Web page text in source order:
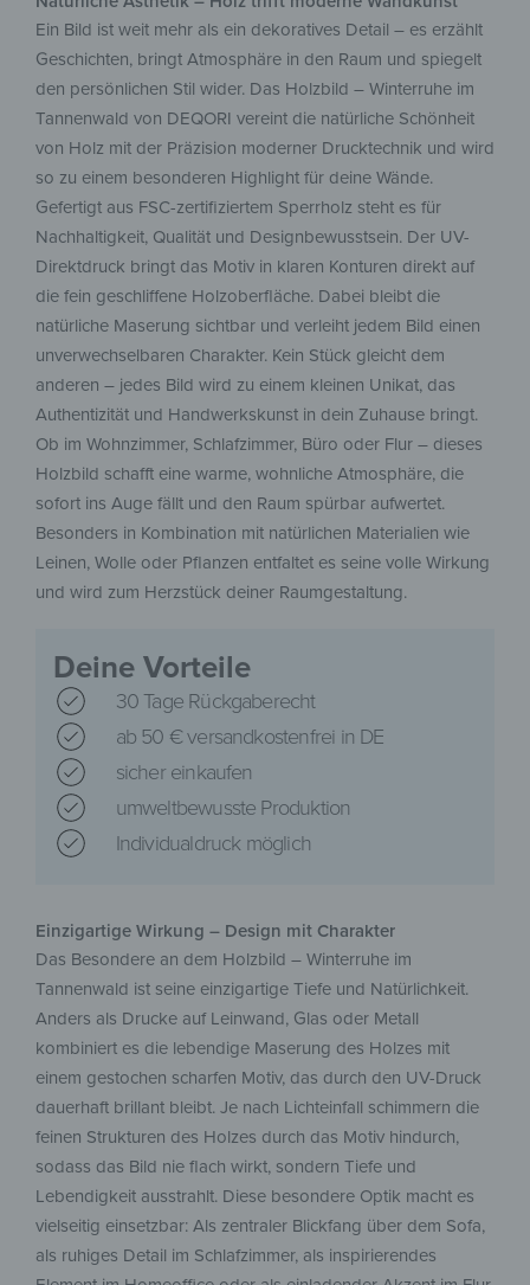
Ein Bild ist weit mehr als ein dekoratives Detail – es erzählt
Geschichten, bringt Atmosphäre in den Raum und spiegelt
den persönlichen Stil wider. Das Holzbild – Winterruhe im
Tannenwald von DEQORI vereint die natürliche Schönheit
von Holz mit der Präzision moderner Drucktechnik und wird
so zu einem besonderen Highlight für deine Wände.
Gefertigt aus FSC-zertifiziertem Sperrholz steht es für
Nachhaltigkeit, Qualität und Designbewusstsein. Der UV-
Direktdruck bringt das Motiv in klaren Konturen direkt auf
die fein geschliffene Holzoberfläche. Dabei bleibt die
natürliche Maserung sichtbar und verleiht jedem Bild einen
unverwechselbaren Charakter. Kein Stück gleicht dem
anderen – jedes Bild wird zu einem kleinen Unikat, das
Authentizität und Handwerkskunst in dein Zuhause bringt.
Ob im Wohnzimmer, Schlafzimmer, Büro oder Flur – dieses
Holzbild schafft eine warme, wohnliche Atmosphäre, die
sofort ins Auge fällt und den Raum spürbar aufwertet.
Besonders in Kombination mit natürlichen Materialien wie
Leinen, Wolle oder Pflanzen entfaltet es seine volle Wirkung
und wird zum Herzstück deiner Raumgestaltung.
Deine Vorteile
30 Tage Rückgaberecht
ab 50 € versandkostenfrei in DE
sicher einkaufen
umweltbewusste Produktion
Individualdruck möglich
Einzigartige Wirkung – Design mit Charakter
Das Besondere an dem Holzbild – Winterruhe im
Tannenwald ist seine einzigartige Tiefe und Natürlichkeit.
Anders als Drucke auf Leinwand, Glas oder Metall
kombiniert es die lebendige Maserung des Holzes mit
einem gestochen scharfen Motiv, das durch den UV-Druck
dauerhaft brillant bleibt. Je nach Lichteinfall schimmern die
feinen Strukturen des Holzes durch das Motiv hindurch,
sodass das Bild nie flach wirkt, sondern Tiefe und
Lebendigkeit ausstrahlt. Diese besondere Optik macht es
vielseitig einsetzbar: Als zentraler Blickfang über dem Sofa,
als ruhiges Detail im Schlafzimmer, als inspirierendes